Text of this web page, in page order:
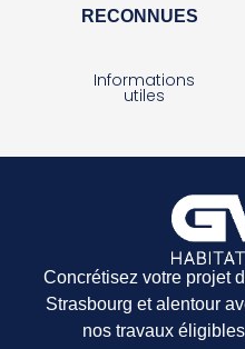
RECONNUES
Informations
utiles
Concrétisez votre projet
Strasbourg et alentour
nos travaux